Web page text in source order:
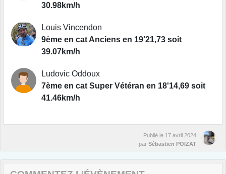
30.98km/h
Louis Vincendon
9ème en cat Anciens en 19'21,73 soit
39.07km/h
Ludovic Oddoux
7ème en cat Super Vétéran en 18'14,69 soit
41.46km/h
Publié le 17 avril 2024
par Sébastien POIZAT